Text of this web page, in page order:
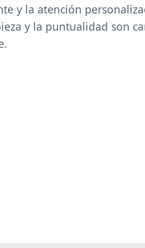
y la atención
y la puntualidad son